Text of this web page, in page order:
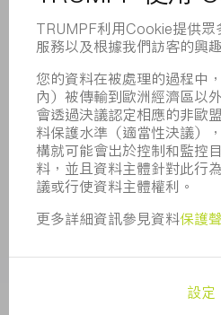
合規
舉報系統
新聞稿
雜誌
可持續性
環境和氣候
社會和公共事務
企業管理